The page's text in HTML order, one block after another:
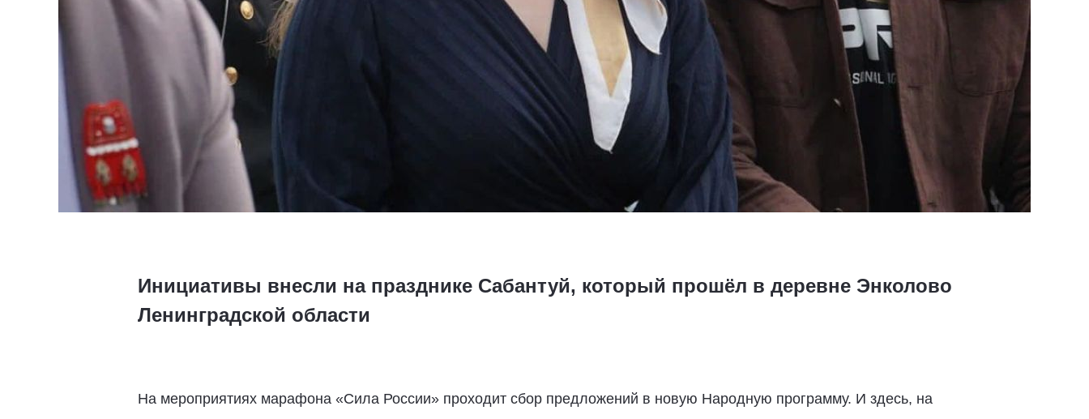
Инициативы внесли на празднике Сабантуй, который прошёл в деревне Энколово
Ленинградской области
На мероприятиях марафона «Сила России» проходит сбор предложений в новую Народную программу. И здесь, на